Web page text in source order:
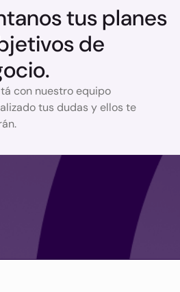
tus planes
de
con nuestro equipo
tus dudas y ellos te